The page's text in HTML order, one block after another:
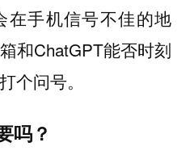
在手机信号不佳的地
和ChatGPT能否时刻
个问号。
吗？